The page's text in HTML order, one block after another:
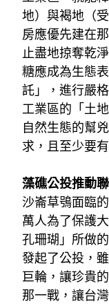
地）與褐地（
房應優先建在
止盡地掠奪乾
糖應成為生態
託」，進行嚴
工業區的「土
自然生態的幫
求，且至少要
藻礁公投推動
沙崙草鴞面臨
萬人為了保護
孔珊瑚」所做
發起了公投，
巨輪，讓珍貴
那一戰，讓台